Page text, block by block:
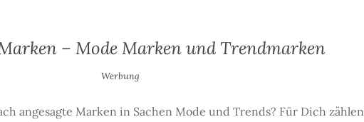
– Mode Marken und Trendmarken
Werbung
angesagte Marken in Sachen Mode und Trends? Für Dich zählen